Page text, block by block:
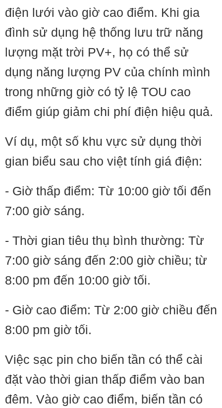
điện lưới vào giờ cao điểm. Khi gia
đình sử dụng hệ thống lưu trữ năng
lượng mặt trời PV+, họ có thể sử
dụng năng lượng PV của chính mình
trong những giờ có tỷ lệ TOU cao
điểm giúp giảm chi phí điện hiệu quả.
Ví dụ, một số khu vực sử dụng thời
gian biểu sau cho việt tính giá điện:
- Giờ thấp điểm: Từ 10:00 giờ tối đến
7:00 giờ sáng.
- Thời gian tiêu thụ bình thường: Từ
7:00 giờ sáng đến 2:00 giờ chiều; từ
8:00 pm đến 10:00 giờ tối.
- Giờ cao điểm: Từ 2:00 giờ chiều đến
8:00 pm giờ tối.
Việc sạc pin cho biến tần có thể cài
đặt vào thời gian thấp điểm vào ban
đêm. Vào giờ cao điểm, biến tần có